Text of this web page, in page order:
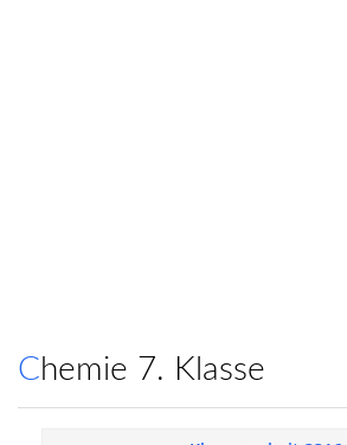
Chemie 7. Klasse